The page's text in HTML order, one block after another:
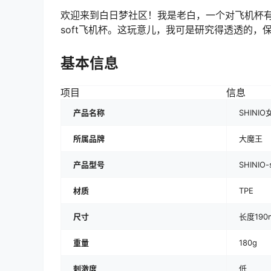
欢迎来到白日梦社区！我是老白，一个对飞机杯
soft飞机杯。这玩意儿，我可是研究得透透的，
基本信息
项目 信息
产品名称 SHINIO
所属品牌 大魔王
产品型号
材质 TPE
尺寸 长度
重量 180g
刺激度 低